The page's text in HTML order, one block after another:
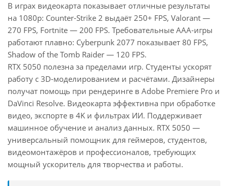
В играх видеокарта показывает отличные результаты
на 1080p: Counter-Strike 2 выдаёт 250+ FPS, Valorant —
270 FPS, Fortnite — 200 FPS. Требовательные AAA-игры
работают плавно: Cyberpunk 2077 показывает 80 FPS,
Shadow of the Tomb Raider — 120 FPS.
RTX 5050 полезна за пределами игр. Студенты ускорят
работу с 3D-моделированием и расчётами. Дизайнеры
получат помощь при рендеринге в Adobe Premiere Pro и
DaVinci Resolve. Видеокарта эффективна при обработке
видео, экспорте в 4K и фильтрах ИИ. Поддерживает
машинное обучение и анализ данных. RTX 5050 —
универсальный помощник для геймеров, студентов,
видеомонтажёров и профессионалов, требующих
мощный ускоритель для творчества и работы.